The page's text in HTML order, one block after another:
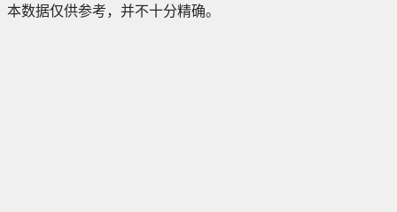
本数据仅供参考，并不十分精确。